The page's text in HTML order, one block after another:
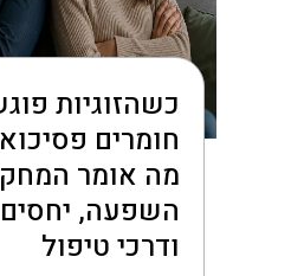
כשהזוגיות
חומרים
מה אומר
השפעה, יחסים
ודרכי טיפול